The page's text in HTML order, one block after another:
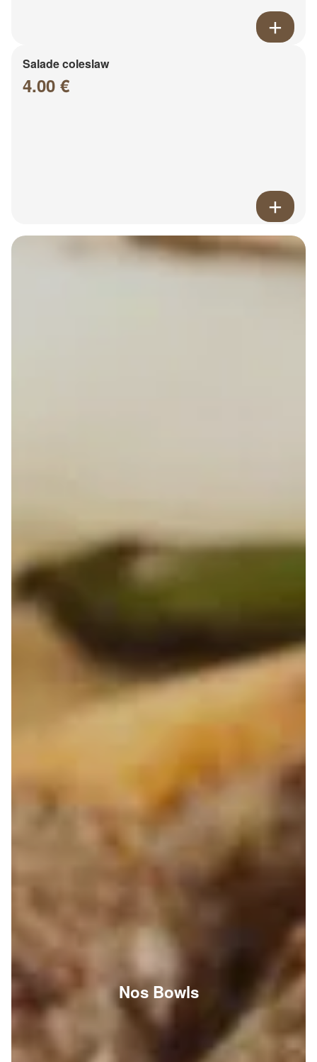
Salade coleslaw
4.00 €
Nos Bowls